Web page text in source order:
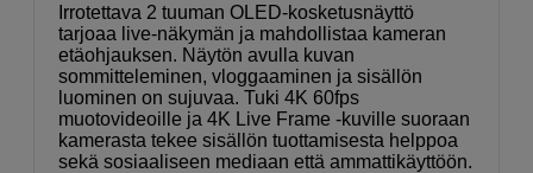
Irrotettava 2 tuuman OLED-kosketusnäyttö
tarjoaa live-näkymän ja mahdollistaa kameran
etäohjauksen. Näytön avulla kuvan
sommitteleminen, vloggaaminen ja sisällön
luominen on sujuvaa. Tuki 4K 60fps
muotovideoille ja 4K Live Frame -kuville suoraan
kamerasta tekee sisällön tuottamisesta helppoa
sekä sosiaaliseen mediaan että ammattikäyttöön.